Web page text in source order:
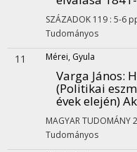
SZÁZADOK 119 : 5-6
Tudományos
11 Mérei, Gyula
Varga János:
(Politikai
évek elején)
MAGYAR TUDOMÁNY
Tudományos